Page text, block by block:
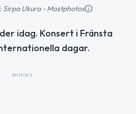
Sirpa Ukura - Mostphotos
idag. Konsert i Fränsta
dagar.
ANNONS